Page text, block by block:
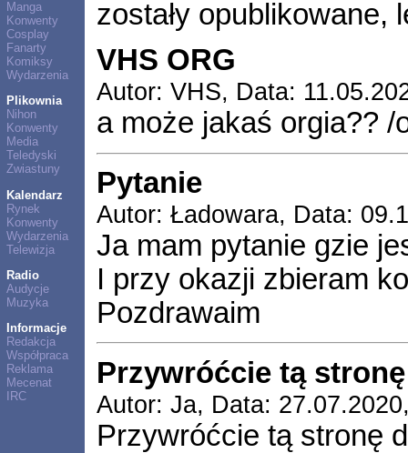
Manga
Konwenty
Cosplay
Fanarty
Komiksy
Wydarzenia
Plikownia
Nihon
Konwenty
Media
Teledyski
Zwiastuny
Kalendarz
Rynek
Konwenty
Wydarzenia
Telewizja
Radio
Audycje
Muzyka
Informacje
Redakcja
Współpraca
Reklama
Mecenat
IRC
zostały opublikowane,
VHS ORG
Autor: VHS, Data:
a może jakaś orgia?? /
Pytanie
Autor: Ładowara, Data:
Ja mam pytanie gzie
I przy okazji zbieram
Pozdrawaim
Przywróćcie tą
Autor: Ja, Data:
Przywróćcie tą stronę